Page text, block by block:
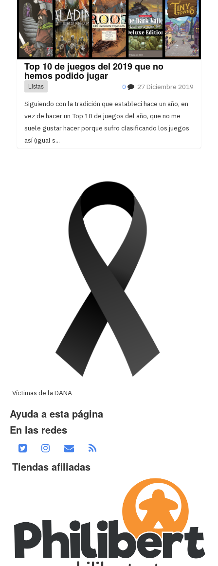
Top 10 de juegos del 2019 que no
hemos podido jugar
Listas 27 Diciembre 2019
0
Siguiendo con la tradición que establecí hace un año, en
vez de hacer un Top 10 de juegos del año, que no me
suele gustar hacer porque sufro clasificando los juegos
así (igual s...
Víctimas de la DANA
Ayuda a esta página
En las redes
Tiendas afiliadas